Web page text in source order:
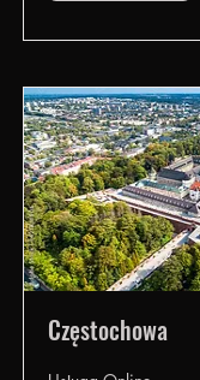
Częstochowa